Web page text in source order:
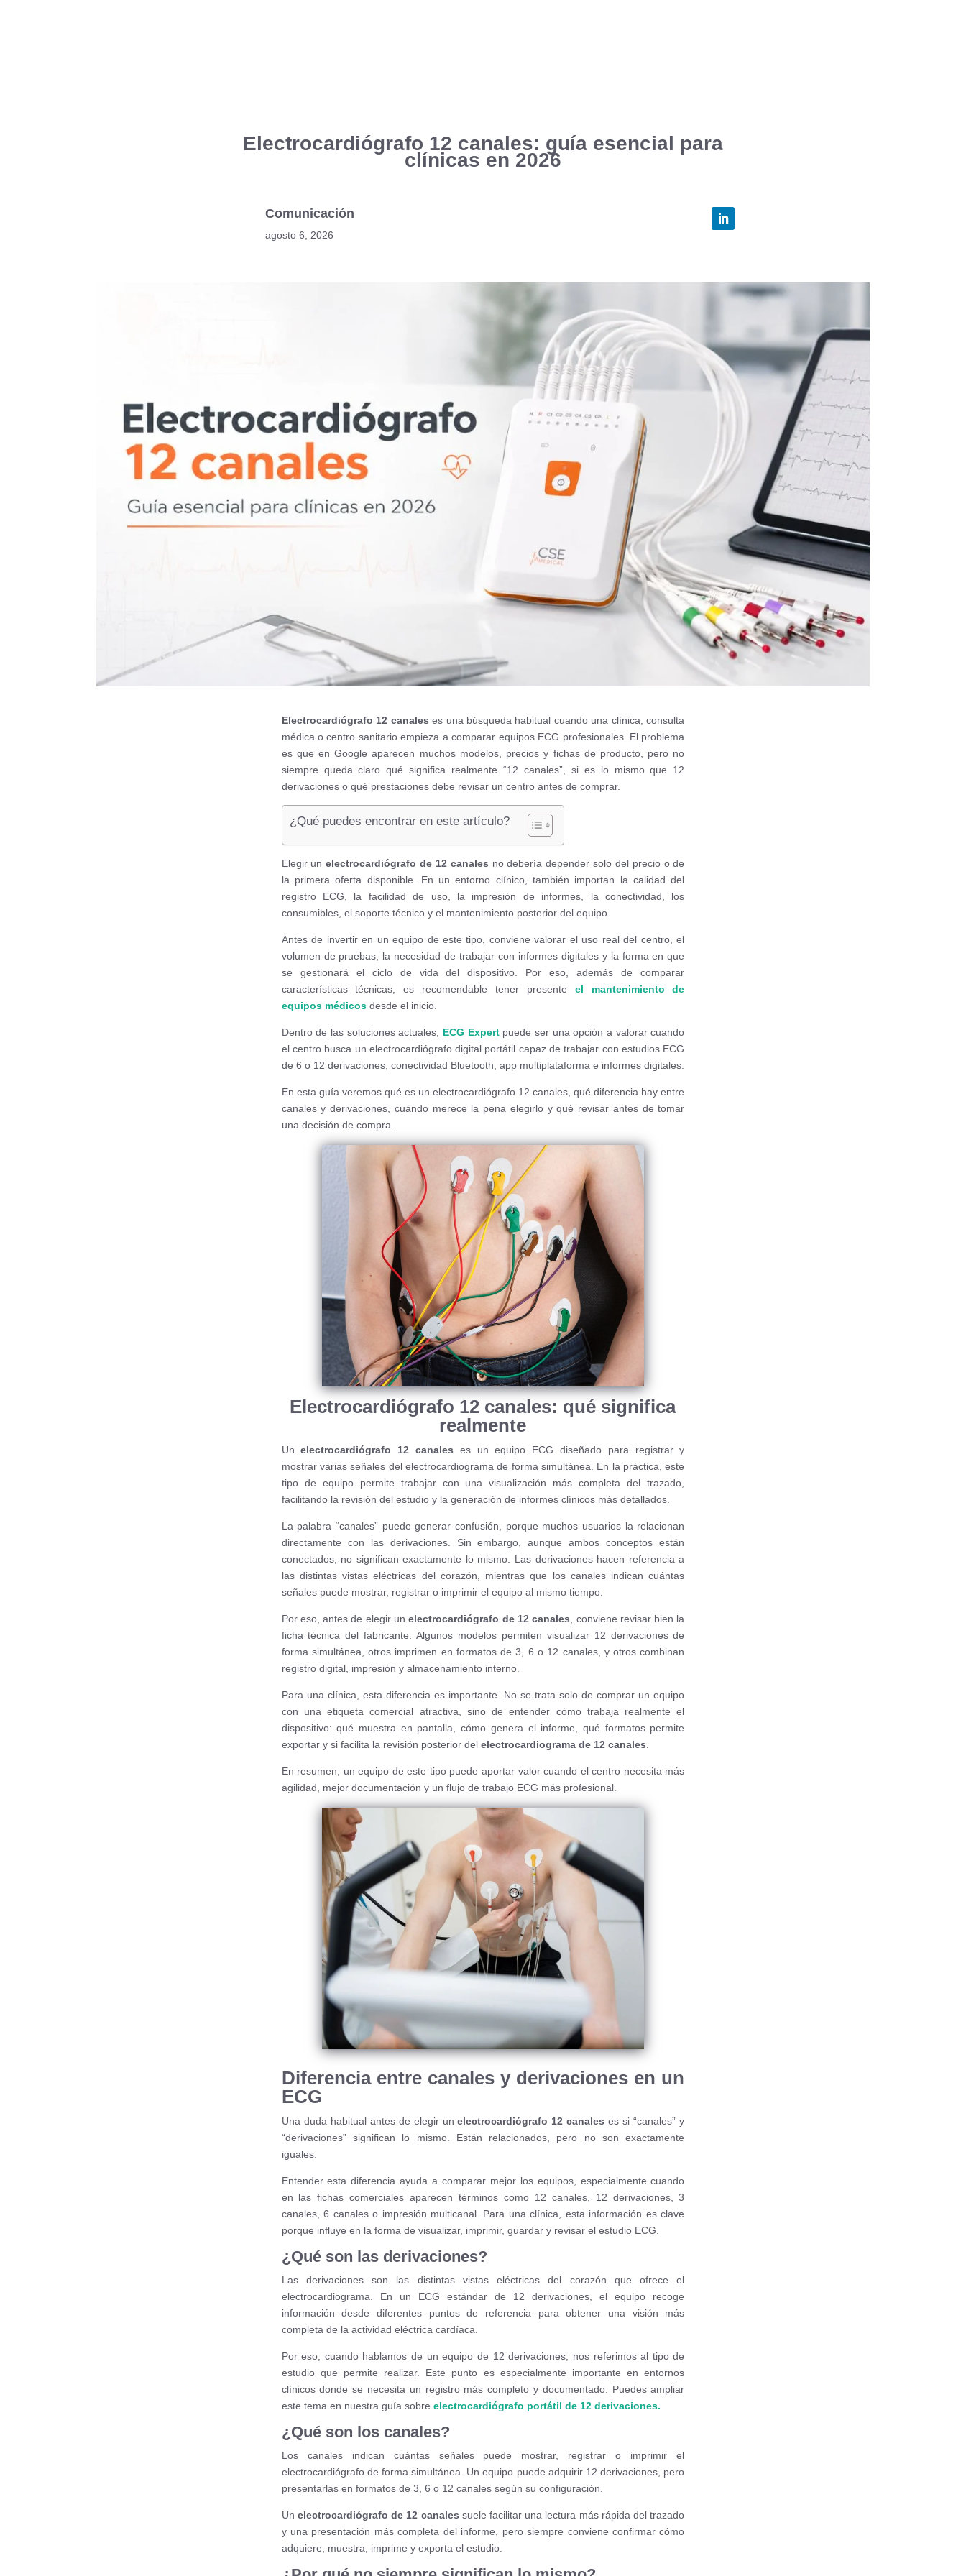
Electrocardiógrafo 12 canales: guía esencial para
clínicas en 2026
Comunicación
agosto 6, 2026
Electrocardiógrafo 12 canales es una búsqueda habitual cuando una clínica, consulta
médica o centro sanitario empieza a comparar equipos ECG profesionales. El problema
es que en Google aparecen muchos modelos, precios y fichas de producto, pero no
siempre queda claro qué significa realmente “12 canales”, si es lo mismo que 12
derivaciones o qué prestaciones debe revisar un centro antes de comprar.
¿Qué puedes encontrar en este artículo?
Elegir unelectrocardiógrafo de 12 canales no debería depender solo del precio o de
la primera oferta disponible. En un entorno clínico, también importan la calidad del
registro ECG, la facilidad de uso, la impresión de informes, la conectividad, los
consumibles, el soporte técnico y el mantenimiento posterior del equipo.
Antes de invertir en un equipo de este tipo, conviene valorar el uso real del centro, el
volumen de pruebas, la necesidad de trabajar con informes digitales y la forma en que
se gestionará el ciclo de vida del dispositivo. Por eso, además de comparar
características técnicas, es recomendable tener presente el mantenimiento de
equipos médicosdesde el inicio.
Dentro de las soluciones actuales, ECG Expertpuede ser una opción a valorar cuando
el centro busca un electrocardiógrafo digital portátil capaz de trabajar con estudios ECG
de 6 o 12 derivaciones, conectividad Bluetooth, app multiplataforma e informes digitales.
En esta guía veremos qué es un electrocardiógrafo 12 canales, qué diferencia hay entre
canales y derivaciones, cuándo merece la pena elegirlo y qué revisar antes de tomar
una decisión de compra.
Electrocardiógrafo 12 canales: qué significa
realmente
Unelectrocardiógrafo 12 canales es un equipo ECG diseñado para registrar y
mostrar varias señales del electrocardiograma de forma simultánea. En la práctica, este
tipo de equipo permite trabajar con una visualización más completa del trazado,
facilitando la revisión del estudio y la generación de informes clínicos más detallados.
La palabra “canales” puede generar confusión, porque muchos usuarios la relacionan
directamente con las derivaciones. Sin embargo, aunque ambos conceptos están
conectados, no significan exactamente lo mismo. Las derivaciones hacen referencia a
las distintas vistas eléctricas del corazón, mientras que los canales indican cuántas
señales puede mostrar, registrar o imprimir el equipo al mismo tiempo.
Por eso, antes de elegir unelectrocardiógrafo de 12 canales, conviene revisar bien la
ficha técnica del fabricante. Algunos modelos permiten visualizar 12 derivaciones de
forma simultánea, otros imprimen en formatos de 3, 6 o 12 canales, y otros combinan
registro digital, impresión y almacenamiento interno.
Para una clínica, esta diferencia es importante. No se trata solo de comprar un equipo
con una etiqueta comercial atractiva, sino de entender cómo trabaja realmente el
dispositivo: qué muestra en pantalla, cómo genera el informe, qué formatos permite
exportar y si facilita la revisión posterior del electrocardiograma de 12 canales.
En resumen, un equipo de este tipo puede aportar valor cuando el centro necesita más
agilidad, mejor documentación y un flujo de trabajo ECG más profesional.
Diferencia entre canales y derivaciones en un
ECG
Una duda habitual antes de elegir unelectrocardiógrafo 12 canales es si “canales” y
“derivaciones” significan lo mismo. Están relacionados, pero no son exactamente
iguales.
Entender esta diferencia ayuda a comparar mejor los equipos, especialmente cuando
en las fichas comerciales aparecen términos como 12 canales, 12 derivaciones, 3
canales, 6 canales o impresión multicanal. Para una clínica, esta información es clave
porque influye en la forma de visualizar, imprimir, guardar y revisar el estudio ECG.
¿Qué son las derivaciones?
Las derivaciones son las distintas vistas eléctricas del corazón que ofrece el
electrocardiograma. En un ECG estándar de 12 derivaciones, el equipo recoge
información desde diferentes puntos de referencia para obtener una visión más
completa de la actividad eléctrica cardíaca.
Por eso, cuando hablamos de un equipo de 12 derivaciones, nos referimos al tipo de
estudio que permite realizar. Este punto es especialmente importante en entornos
clínicos donde se necesita un registro más completo y documentado. Puedes ampliar
este tema en nuestra guía sobre electrocardiógrafo portátil de 12 derivaciones.
¿Qué son los canales?
Los canales indican cuántas señales puede mostrar, registrar o imprimir el
electrocardiógrafo de forma simultánea. Un equipo puede adquirir 12 derivaciones, pero
presentarlas en formatos de 3, 6 o 12 canales según su configuración.
Un electrocardiógrafo de 12 canales suele facilitar una lectura más rápida del trazado
y una presentación más completa del informe, pero siempre conviene confirmar cómo
adquiere, muestra, imprime y exporta el estudio.